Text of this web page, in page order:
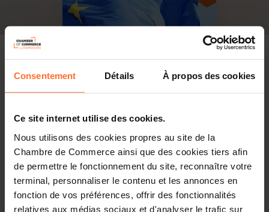
Consentement Détails À propos des cookies
Ce site internet utilise des cookies.
Nous utilisons des cookies propres au site de la
Chambre de Commerce ainsi que des cookies tiers afin
de permettre le fonctionnement du site, reconnaître votre
terminal, personnaliser le contenu et les annonces en
fonction de vos préférences, offrir des fonctionnalités
relatives aux médias sociaux et d'analyser le trafic sur
PDF, 1.5 Mo